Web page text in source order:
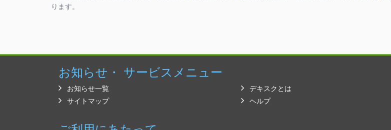
ります。
お知らせ・ サービスメニュー
お知らせ一覧
デキスクとは
サイトマップ
ヘルプ